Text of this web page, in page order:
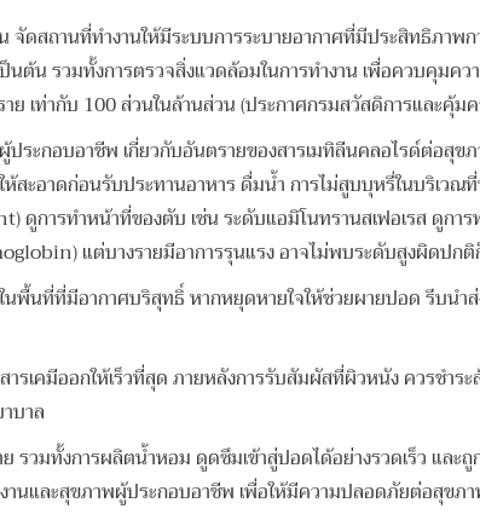
จัดสถานที่ทำงานให้มีระบบการระบายอากาศที่มีประสิทธิภา
มทั้งการตรวจสิ่งแวดล้อมในการทำงาน เพื่อควบคุมควา
เท่ากับ 100 ส่วนในล้านส่วน (ประกาศกรมสวัสดิการและคุ้ม
ประกอบอาชีพ เกี่ยวกับอันตรายของสารเมทิลีนคลอไรด์ต่อสุ
อาดก่อนรับประทานอาหาร ดื่มน้ำ การไม่สูบบุหรี่ในบริเว
การทำหน้าที่ของตับ เช่น ระดับแอมิโนทรานสเฟอเรส ดูการ
แต่บางรายมีอาการรุนแรง อาจไม่พบระดับสูงผิดปก
นพื้นที่ที่มีอากาศบริสุทธิ์ หากหยุดหายใจให้ช่วยผายปอด รีบนำ
เคมีออกให้เร็วที่สุด ภายหลังการรับสัมผัสที่ผิวหนัง ควรชำ
บาล
มทั้งการผลิตน้ำหอม ดูดซึมเข้าสู่ปอดได้อย่างรวดเร็ว และ
นและสุขภาพผู้ประกอบอาชีพ เพื่อให้มีความปลอดภัยต่อสุขภ